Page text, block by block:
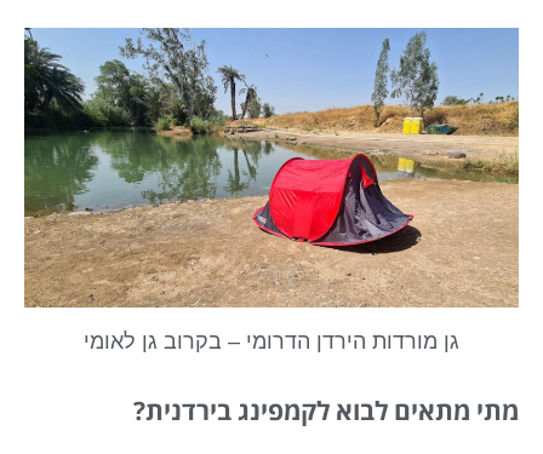
גן מורדות הירדן הדרומי – בקרוב גן לאומי
מתי מתאים לבוא לקמפינג בירדנית?